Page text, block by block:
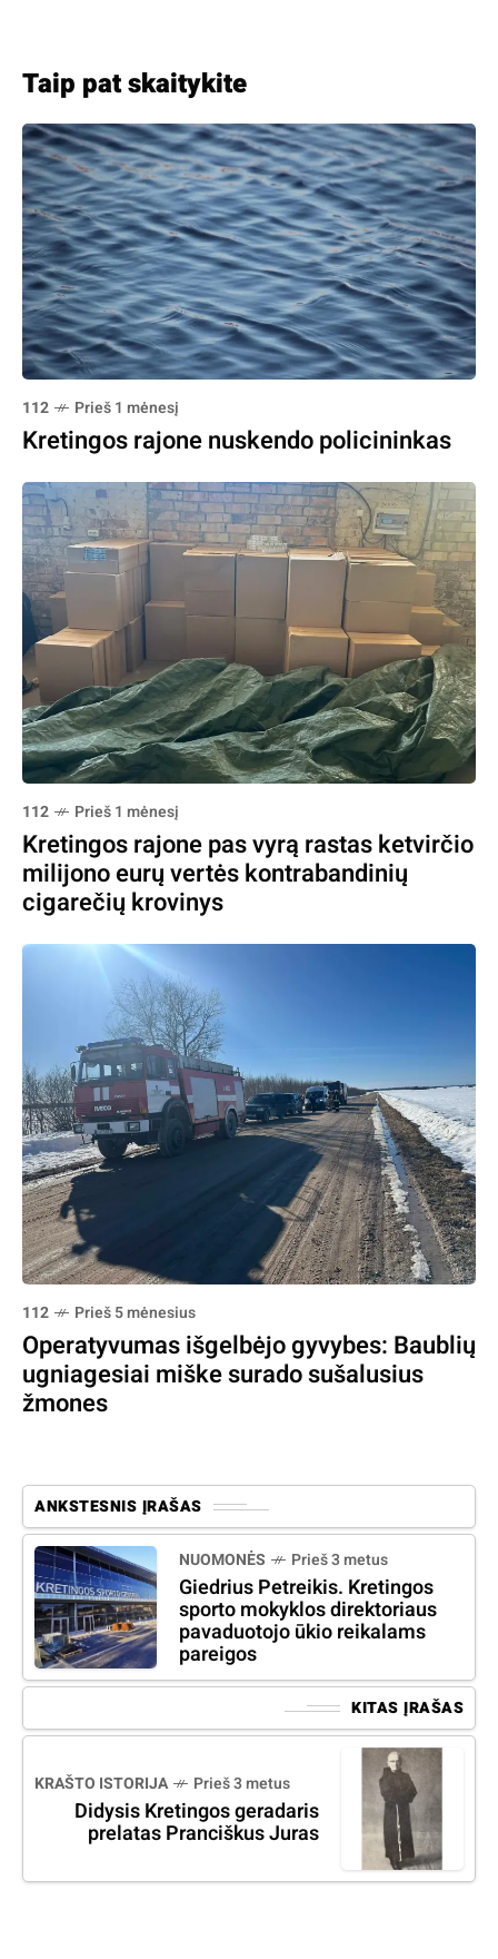
Taip pat skaitykite
112 Prieš 1 mėnesį
Kretingos rajone nuskendo policininkas
112 Prieš 1 mėnesį
Kretingos rajone pas vyrą rastas ketvirčio
milijono eurų vertės kontrabandinių
cigarečių krovinys
112 Prieš 5 mėnesius
Operatyvumas išgelbėjo gyvybes: Baublių
ugniagesiai miške surado sušalusius
žmones
ANKSTESNIS ĮRAŠAS
NUOMONĖS Prieš 3 metus
Giedrius Petreikis. Kretingos
sporto mokyklos direktoriaus
pavaduotojo ūkio reikalams
pareigos
KITAS ĮRAŠAS
KRAŠTO ISTORIJA Prieš 3 metus
Didysis Kretingos geradaris
prelatas Pranciškus Juras